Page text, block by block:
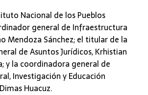
Nacional de los Pueblos
general de Infraestructura
Mendoza Sánchez; el titular de la
de Asuntos Jurídicos, Krhistian
y la coordinadora general de
Investigación y Educación
Huacuz.